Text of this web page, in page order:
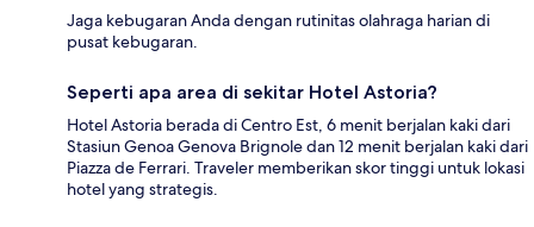
Jaga kebugaran Anda dengan rutinitas olahraga harian di
pusat kebugaran.
Seperti apa area di sekitar Hotel Astoria?
Hotel Astoria berada di Centro Est, 6 menit berjalan kaki dari
Stasiun Genoa Genova Brignole dan 12 menit berjalan kaki dari
Piazza de Ferrari. Traveler memberikan skor tinggi untuk lokasi
hotel yang strategis.